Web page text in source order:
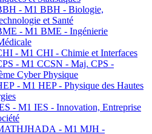
- M1 BBH - Biologie,
et Santé
- M1 BME - Ingénierie
- M1 CHI - Chimie et Interfaces
- M1 CCSN - Maj. CPS -
Cyber Physique
- M1 HEP - Physique des Hautes
- M1 IES - Innovation, Entreprise
- M1 MJH -